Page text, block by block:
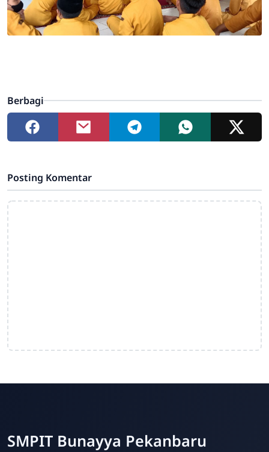
Berbagi
Posting Komentar
SMPIT Bunayya Pekanbaru